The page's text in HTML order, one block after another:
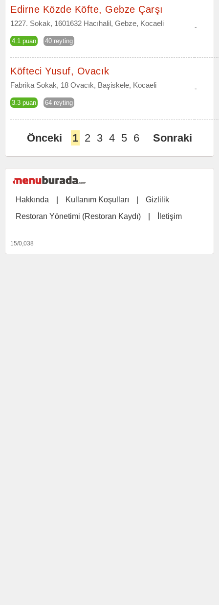
Edirne Közde Köfte, Gebze Çarşı
1227. Sokak, 1601632 Hacıhalil, Gebze, Kocaeli
4.1 puan 40 reyting
-
Köfteci Yusuf, Ovacık
Fabrika Sokak, 18 Ovacık, Başiskele, Kocaeli
3.3 puan 64 reyting
-
Önceki 1 2 3 4 5 6 Sonraki
Hakkında Kullanım Koşulları
Gizlilik
Restoran Yönetimi (Restoran Kaydı)
İletişim
15/0,038